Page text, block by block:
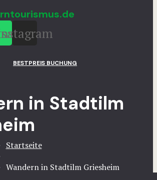
BESTPREIS BUCHUNG
in Stadtilm
Startseite
Wandern in Stadtilm Griesheim